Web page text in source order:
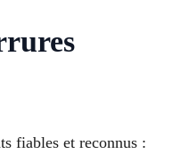
fiables et reconnus :